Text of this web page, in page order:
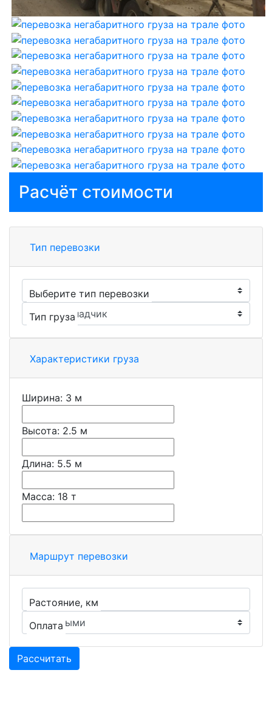
Расчёт стоимости
Тип перевозки
Выберите тип перевозки
Тип груза
Характеристики груза
Ширина: 3 м
Высота: 2.5 м
Длина: 5.5 м
Масса: 18 т
Маршрут перевозки
Растояние, км
Оплата
Рассчитать